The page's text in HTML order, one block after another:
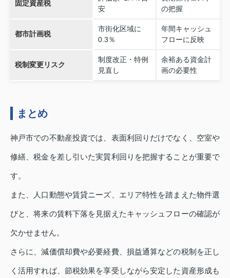
固定資産税
安
の把握
都市計画税
市街化区域に
0.3％
年間キャッシュ
フローに反映
税制変更リスク
制度改正・特例
見直し
余裕ある資金計
画の必要性
まとめ
神戸市での不動産投資では、表面利回りだけでなく、空室や
修繕、税金を差し引いた実質利回りを把握することが重要で
す。
また、人口動態や賃貸ニーズ、エリア特性を踏まえた物件選
びと、将来の賃料下落を見据えたキャッシュフローの確認が
欠かせません。
さらに、減価償却費や必要経費、損益通算などの税制を正し
く活用すれば、節税効果を享受しながら安定した資産形成も